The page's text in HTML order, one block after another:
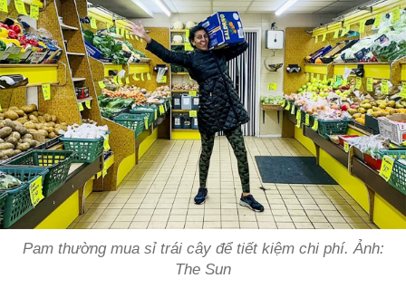
Pam thường mua sỉ trái cây để tiết kiệm chi phí. Ảnh:
The Sun